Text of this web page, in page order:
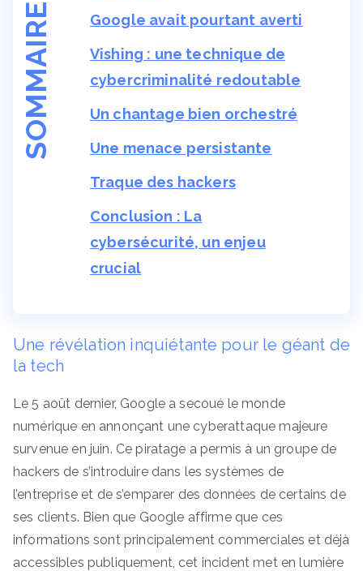
SOMMAIRE
Google avait pourtant averti
Vishing : une technique de
cybercriminalité redoutable
Un chantage bien orchestré
Une menace persistante
Traque des hackers
Conclusion : La
cybersécurité, un enjeu
crucial
Une révélation inquiétante pour le géant de
la tech
Le 5 août dernier, Google a secoué le monde
numérique en annonçant une cyberattaque majeure
survenue en juin. Ce piratage a permis à un groupe de
hackers de s’introduire dans les systèmes de
l’entreprise et de s’emparer des données de certains de
ses clients. Bien que Google affirme que ces
informations sont principalement commerciales et déjà
accessibles publiquement, cet incident met en lumière